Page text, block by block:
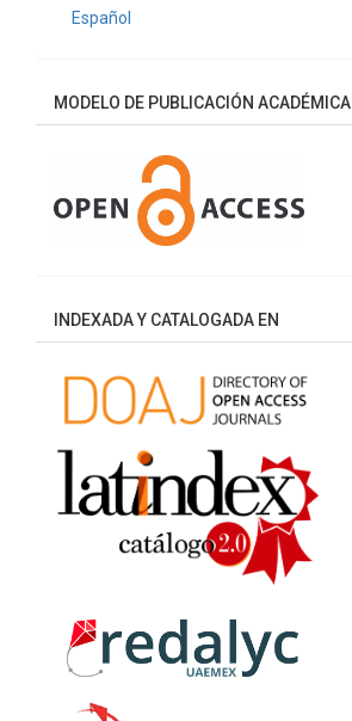
Español
MODELO DE PUBLICACIÓN ACADÉMICA
INDEXADA Y CATALOGADA EN